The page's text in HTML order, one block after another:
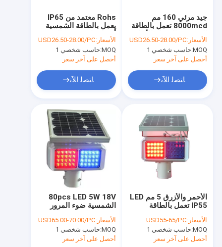
اتصل بنا
أخبار
ترصيع الطريق بالطاقة الشمسية
ترصيع الطريق بالطاقة الشمسية
ضوء الشمس تحت الأرض
عاكسات الطرق الشمسية
Rohs معتمد من IP65
يعمل بالطاقة الشمسية
أضواء وامضة برتقالية
طويلة
الأسعار:USD26.50-28.00/PC
MOQ: حاسب شخصي 1
أحصل على آخر سعر
ﺎﺘﺼﻟ ﺍﻶﻧ
جيد مرئي 160 مم
8000mcd تعمل بالطاقة
الشمسية الصمام الأنوار
الساطعة البرتقالية
الأسعار:USD26.50-28.00/PC
MOQ: حاسب شخصي 1
أحصل على آخر سعر
ﺎﺘﺼﻟ ﺍﻶﻧ
80pcs LED 5W 18V
الشمسية ضوء المرور
الطرق
الأسعار:USD65.00-70.00/PC
MOQ: حاسب شخصي 1
أحصل على آخر سعر
الأحمر والأزرق 5 مم LED
IP55 تعمل بالطاقة
LED للسلامة على الطرق
الأسعار:USD55-65/PC
MOQ: حاسب شخصي 1
أحصل على آخر سعر